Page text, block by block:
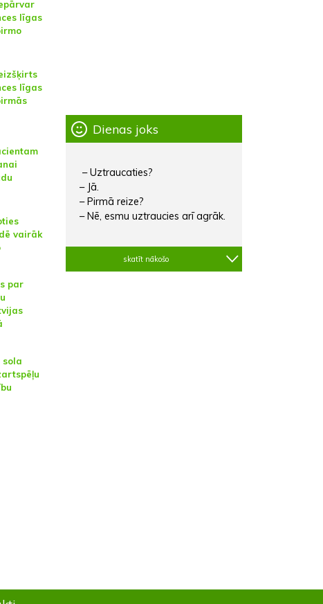
līgas
līgas
vairāk
par
sola
Dienas joks
– Uztraucaties?
– Jā.
– Pirmā reize?
– Nē, esmu uztraucies arī agrāk.
skatīt nākošo